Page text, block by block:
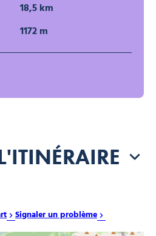
18,5 km
1172 m
Signaler un problème